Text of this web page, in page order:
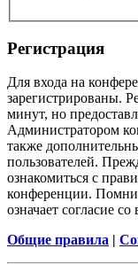
Регистрация
Для входа на
зарегистрированы.
минут, но
Администратором
также
пользователей.
ознакомиться с
конференции.
означает согласие
Общие правила |